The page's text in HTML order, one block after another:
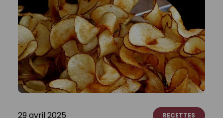
29 avril 2025 RECETTES